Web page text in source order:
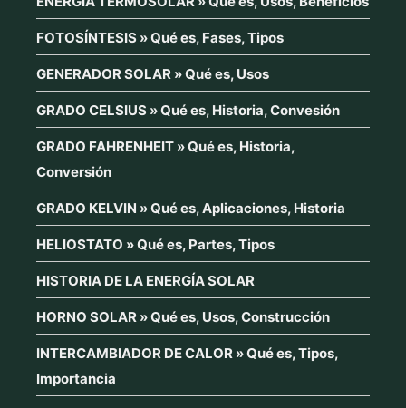
FOTOSÍNTESIS » Qué es, Fases, Tipos
GENERADOR SOLAR » Qué es, Usos
GRADO CELSIUS » Qué es, Historia, Convesión
GRADO FAHRENHEIT » Qué es, Historia,
Conversión
GRADO KELVIN » Qué es, Aplicaciones, Historia
HELIOSTATO » Qué es, Partes, Tipos
HISTORIA DE LA ENERGÍA SOLAR
HORNO SOLAR » Qué es, Usos, Construcción
INTERCAMBIADOR DE CALOR » Qué es, Tipos,
Importancia